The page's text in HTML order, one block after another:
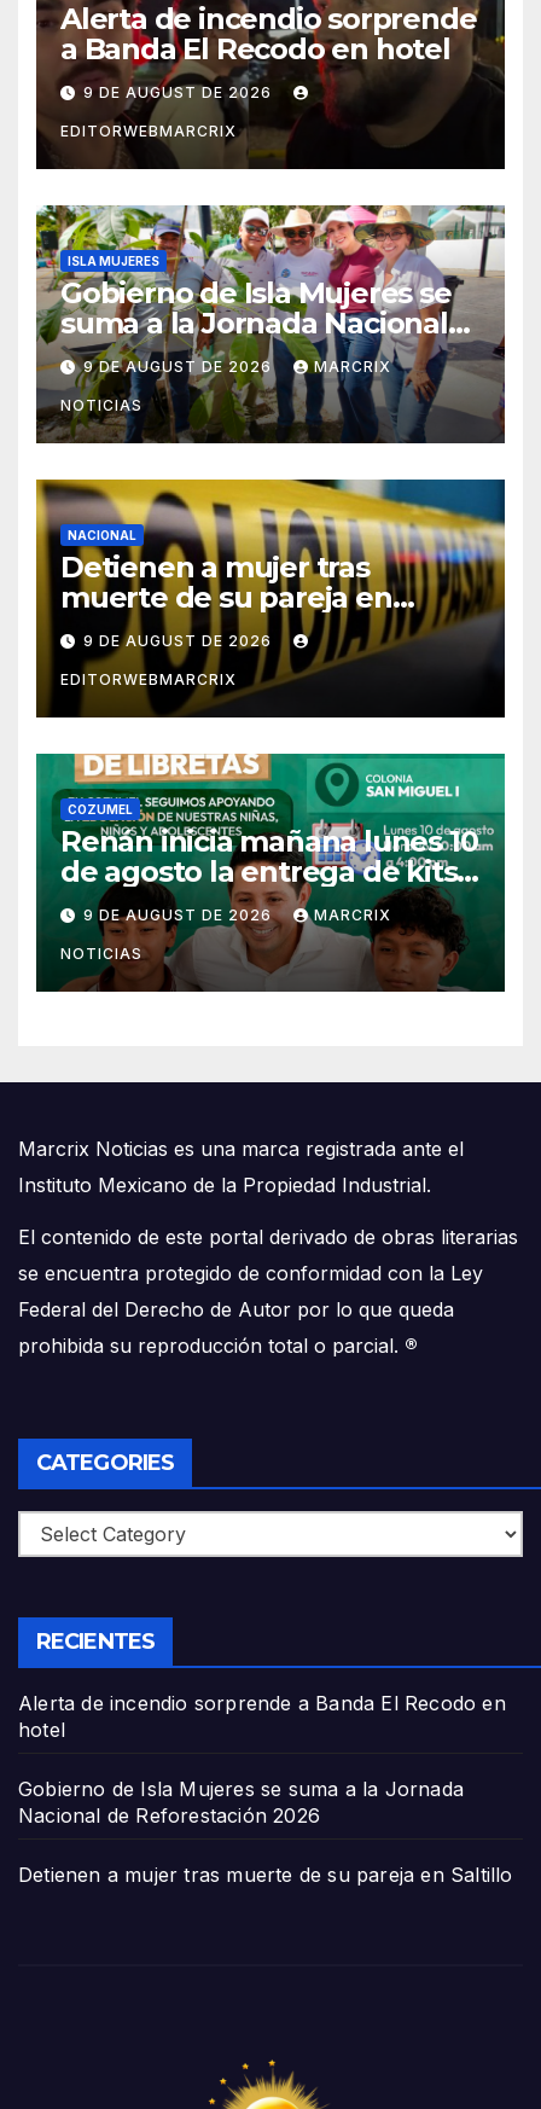
Alerta de incendio sorprende
a Banda El Recodo en hotel
9 DE AUGUST DE 2026
EDITORWEBMARCRIX
ISLA MUJERES
Gobierno de Isla Mujeres se
suma a la Jornada Nacional
de Reforestación 2026
9 DE AUGUST DE 2026 MARCRIX
NOTICIAS
NACIONAL
Detienen a mujer tras
muerte de su pareja en
Saltillo
9 DE AUGUST DE 2026
EDITORWEBMARCRIX
COZUMEL
Renán inicia mañana lunes 10
de agosto la entrega de kits
escolares en Cozumel
9 DE AUGUST DE 2026 MARCRIX
NOTICIAS
Marcrix Noticias es una marca registrada ante el
Instituto Mexicano de la Propiedad Industrial.
El contenido de este portal derivado de obras literarias
se encuentra protegido de conformidad con la Ley
Federal del Derecho de Autor por lo que queda
prohibida su reproducción total o parcial. ®
CATEGORIES
Categories
RECIENTES
Alerta de incendio sorprende a Banda El Recodo en
hotel
Gobierno de Isla Mujeres se suma a la Jornada
Nacional de Reforestación 2026
Detienen a mujer tras muerte de su pareja en Saltillo